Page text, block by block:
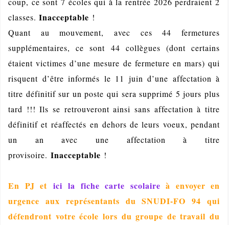
classes. Inacceptable !
Quant au mouvement, avec ces 44 fermetures
supplémentaires, ce sont 44 collègues (dont certains
étaient victimes d’une mesure de fermeture en mars) qui
risquent d’être informés le 11 juin d’une affectation à
titre définitif sur un poste qui sera supprimé 5 jours plus
tard !!! Ils se retrouveront ainsi sans affectation à titre
définitif et réaffectés en dehors de leurs voeux, pendant
un an avec une affectation à titre
provisoire. Inacceptable !
En PJ et ici la fiche carte scolaire à envoyer en
urgence aux représentants du SNUDI-FO 94 qui
défendront votre école lors du groupe de travail du